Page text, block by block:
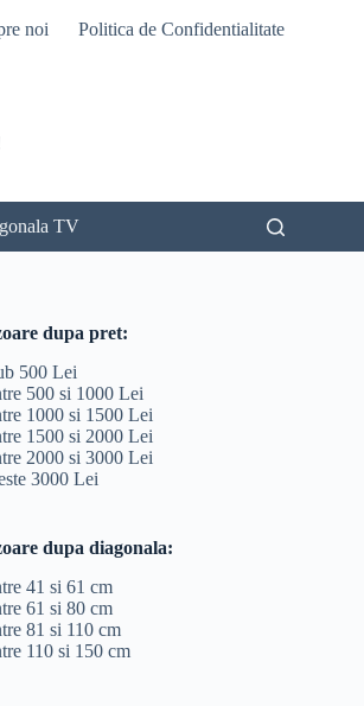
noi Politica de Confidentialitate
TV
dupa pret:
500 Lei
500 si 1000 Lei
1000 si 1500 Lei
1500 si 2000 Lei
2000 si 3000 Lei
3000 Lei
dupa diagonala:
41 si 61 cm
61 si 80 cm
81 si 110 cm
110 si 150 cm